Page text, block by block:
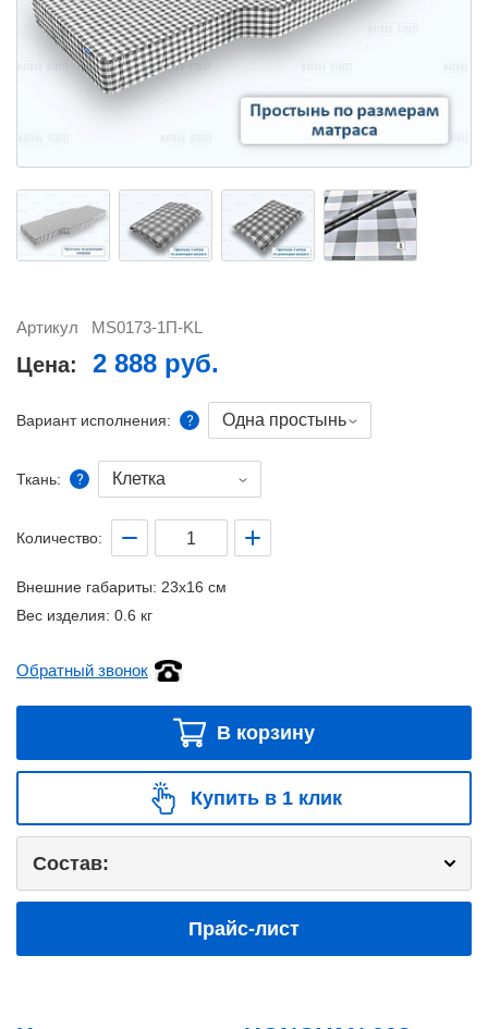
Артикул MS0173-1П-KL
Цена: 2 888 руб.
Вариант исполнения: Одна простынь
Ткань: Клетка
Количество:
Внешние габариты: 23x16 см
Вес изделия: 0.6 кг
Обратный звонок
В корзину
Купить в 1 клик
Состав:
Прайс-лист